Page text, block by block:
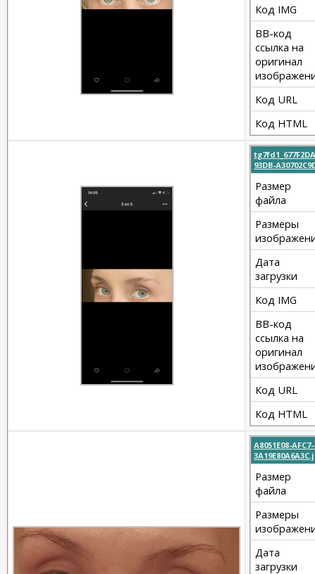
Код IMG
BB-код
ссылка на
оригинал
Код URL
Код HTML
93DB-
Размер
файла
Размеры
Дата
загрузки
Код IMG
BB-код
ссылка на
оригинал
Код URL
Код HTML
A8051E08-
Размер
файла
Размеры
Дата
загрузки